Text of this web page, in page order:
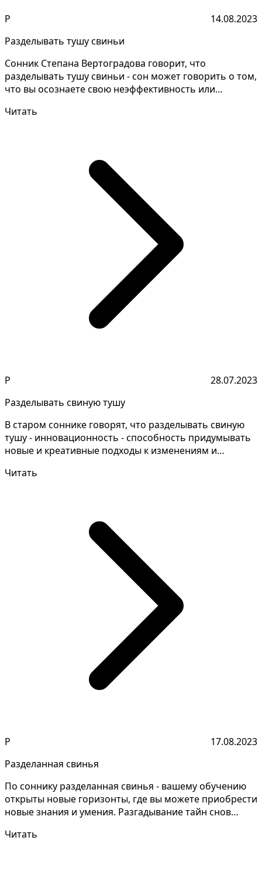
Р
14.08.2023
Разделывать тушу свиньи
Сонник Степана Вертоградова говорит, что
разделывать тушу свиньи - сон может говорить о том,
что вы осознаете свою неэффективность или
Читать
Р
28.07.2023
Разделывать свиную тушу
В старом соннике говорят, что разделывать свиную
тушу - инновационность - способность придумывать
новые и креативные подходы к изменениям и
Читать
Р
17.08.2023
Разделанная свинья
По соннику разделанная свинья - вашему обучению
открыты новые горизонты, где вы можете приобрести
новые знания и умения. Разгадывание тайн снов
Читать